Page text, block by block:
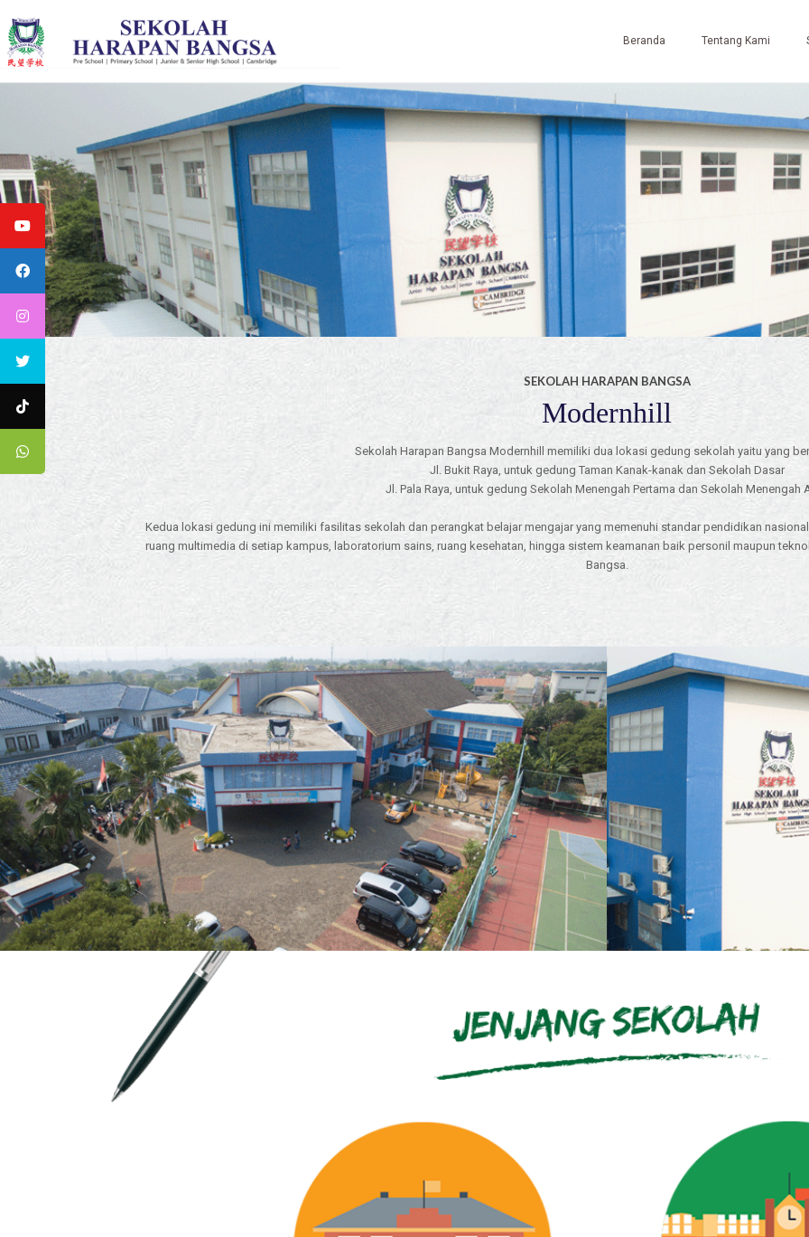
Beranda Tentang Kami
SEKOLAH HARAPAN BANGSA
Modernhill
Sekolah Harapan Bangsa Modernhill memiliki dua lokasi gedung sekolah yaitu yang
Jl. Bukit Raya, untuk gedung Taman Kanak-kanak dan Sekolah Dasar
Jl. Pala Raya, untuk gedung Sekolah Menengah Pertama dan Sekolah Menengah
Kedua lokasi gedung ini memiliki fasilitas sekolah dan perangkat belajar mengajar yang memenuhi standar pendidikan
ruang multimedia di setiap kampus, laboratorium sains, ruang kesehatan, hingga sistem keamanan baik personil maupun
Bangsa.